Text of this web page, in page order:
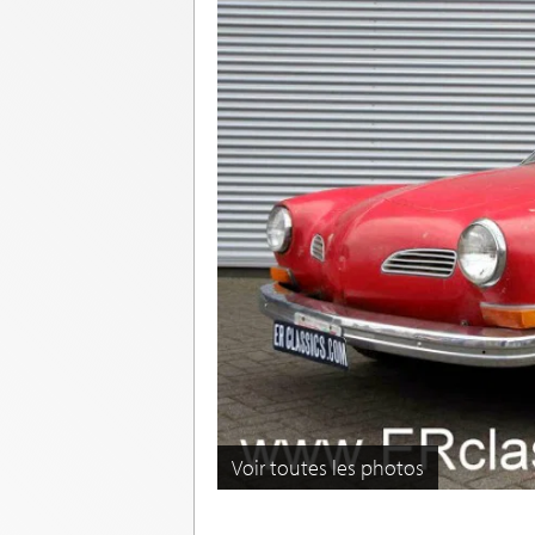
Voir toutes les photos